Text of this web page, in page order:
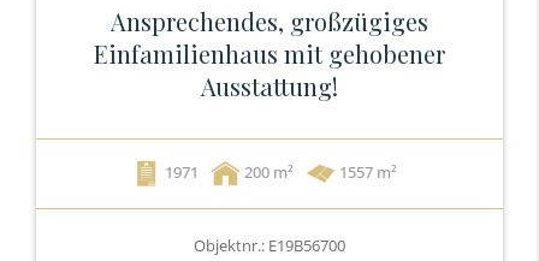
Ansprechendes, großzügiges
Einfamilienhaus mit gehobener
Ausstattung!
1971 200 1557 m²
Objektnr.: E19B56700